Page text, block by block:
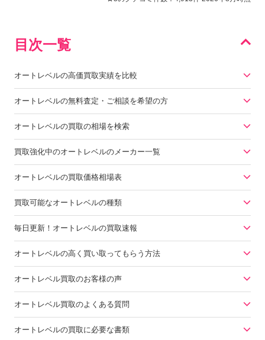
目次一覧
オートレベルの高価買取実績を比較
オートレベルの無料査定・ご相談を希望の方
オートレベルの買取の相場を検索
買取強化中のオートレベルのメーカー一覧
オートレベルの買取価格相場表
買取可能なオートレベルの種類
毎日更新！オートレベルの買取速報
オートレベルの高く買い取ってもらう方法
オートレベル買取のお客様の声
オートレベル買取のよくある質問
オートレベルの買取に必要な書類